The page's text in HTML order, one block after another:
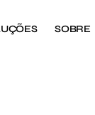
SOBRE